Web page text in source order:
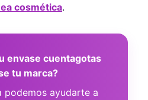
cosmética.
envase cuentagotas
tu marca?
podemos ayudarte a